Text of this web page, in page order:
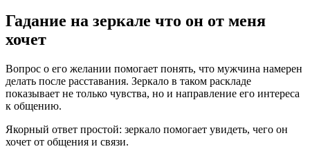
Гадание на зеркале что он от меня
хочет
Вопрос о его желании помогает понять, что мужчина намерен
делать после расставания. Зеркало в таком раскладе
показывает не только чувства, но и направление его интереса
к общению.
Якорный ответ простой: зеркало помогает увидеть, чего он
хочет от общения и связи.